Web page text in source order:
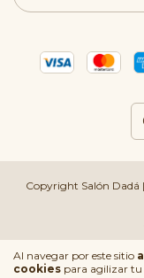
Al navegar por este sitio
cookies para agilizar tu
Copyright Salón Dadá